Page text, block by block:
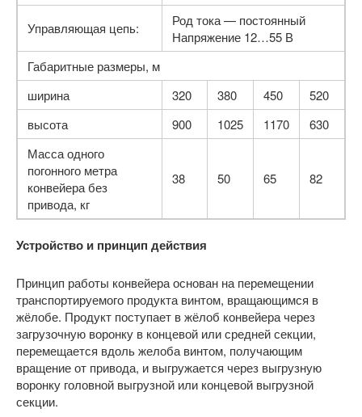
Управляющая цепь:
Род тока — постоянный
Напряжение 12…55 В
Габаритные размеры, м
ширина
320 380 450
520
высота
900 1025 1170
630
Масса одного
погонного метра
конвейера без
привода, кг
38 50 65 82
Устройство и принцип действия
Принцип работы конвейера основан на перемещении
транспортируемого продукта винтом, вращающимся в
жёлобе. Продукт поступает в жёлоб конвейера через
загрузочную воронку в концевой или средней секции,
перемещается вдоль желоба винтом, получающим
вращение от привода, и выгружается через выгрузную
воронку головной выгрузной или концевой выгрузной
секции.